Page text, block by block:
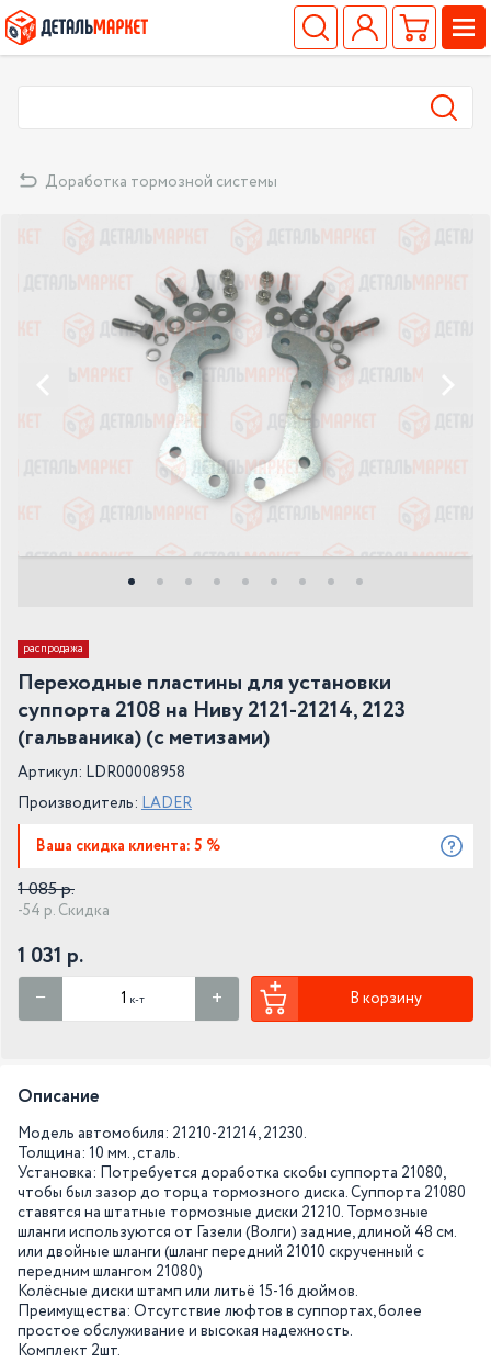
Доработка тормозной системы
распродажа
Переходные пластины для установки
суппорта 2108 на Ниву 2121-21214, 2123
(гальваника) (с метизами)
Артикул: LDR00008958
Производитель: LADER
Ваша скидка клиента: 5 %
1 085 р.
-54 р. Скидка
1 031 р.
к-т В корзину
Описание
Модель автомобиля: 21210-21214, 21230.
Толщина: 10 мм., сталь.
Установка: Потребуется доработка скобы суппорта 21080,
чтобы был зазop дo тopца тормозного диска. Суппорта 21080
ставятся на штатные тормозные диски 21210. Тормозные
шланги используются от Газели (Волги) задние, длиной 48 см.
или двойные шланги (шланг передний 21010 скрученный с
передним шлангом 21080)
Колёсные диски штамп или литьё 15-16 дюймов.
Преимущества: Отсутствие люфтов в суппортах, более
простое обслуживание и высокая надежность.
Комплект 2шт.